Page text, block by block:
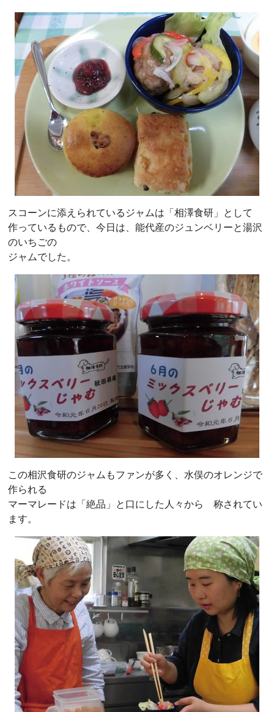
スコーンに添えられているジャムは「相澤食研」として
作っているもので、今日は、能代産のジュンベリーと湯沢
のいちごの
ジャムでした。
この相沢食研のジャムもファンが多く、水俣のオレンジで
作られる
マーマレードは「絶品」と口にした人々から 称されてい
ます。